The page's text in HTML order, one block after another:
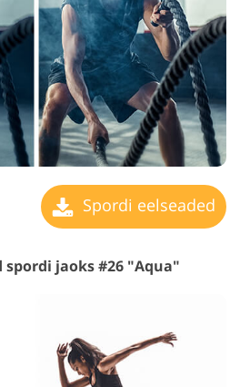
Spordi eelseaded
jaoks #26 "Aqua"